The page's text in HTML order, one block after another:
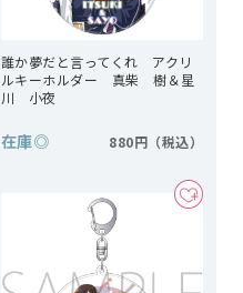
誰か夢だと言ってくれ アクリ
ルキーホルダー 真柴 樹＆星
川 小夜
在庫◎ 880円